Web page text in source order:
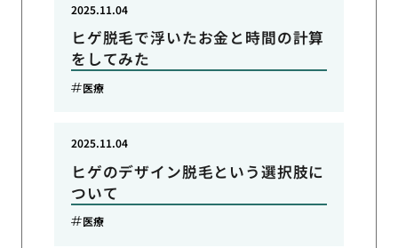
ヒゲ脱毛で浮いたお金と時間の計算
をしてみた
2025.11.04
医療
ヒゲのデザイン脱毛という選択肢に
ついて
2025.11.04
医療